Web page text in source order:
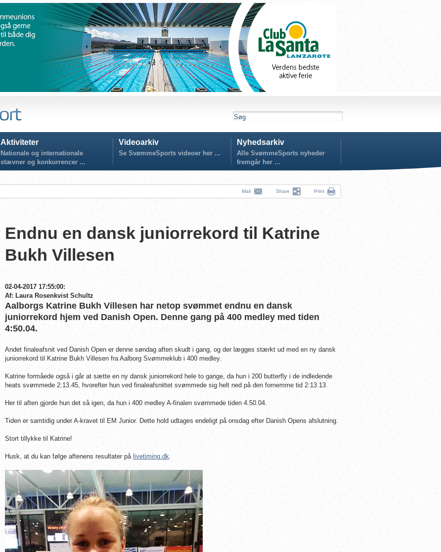
Aktiviteter
Nationale og internationale
stævner og konkurrencer ...
Videoarkiv
Se SvømmeSports videoer her ...
Nyhedsarkiv
Alle SvømmeSports nyheder
fremgår her ...
Mail Share Print
Endnu en dansk juniorrekord til Katrine
Bukh Villesen
02-04-2017 17:55:00:
Af: Laura Rosenkvist Schultz
Aalborgs Katrine Bukh Villesen har netop svømmet endnu en dansk
juniorrekord hjem ved Danish Open. Denne gang på 400 medley med tiden
4:50.04.
Andet finaleafsnit ved Danish Open er denne søndag aften skudt i gang, og der lægges stærkt ud med en ny dansk
juniorrekord til Katrine Bukh Villesen fra Aalborg Svømmeklub i 400 medley.
Katrine formåede også i går at sætte en ny dansk juniorrekord hele to gange, da hun i 200 butterfly i de indledende
heats svømmede 2:13.45, hvorefter hun ved finaleafsnittet svømmede sig helt ned på den fornemme tid 2:13.13.
Her til aften gjorde hun det så igen, da hun i 400 medley A-finalen svømmede tiden 4.50.04.
Tiden er samtidig under A-kravet til EM Junior. Dette hold udtages endeligt på onsdag efter Danish Opens afslutning.
Stort tillykke til Katrine!
Husk, at du kan følge aftenens resultater på livetiming.dk.